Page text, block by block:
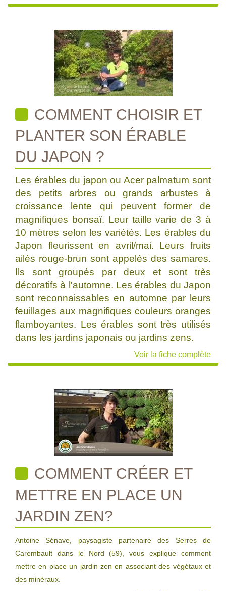
COMMENT CHOISIR ET
PLANTER SON ÉRABLE
DU JAPON ?
Les érables du japon ou Acer palmatum sont
des petits arbres ou grands arbustes à
croissance lente qui peuvent former de
magnifiques bonsaï. Leur taille varie de 3 à
10 mètres selon les variétés. Les érables du
Japon fleurissent en avril/mai. Leurs fruits
ailés rouge-brun sont appelés des samares.
Ils sont groupés par deux et sont très
décoratifs à l'automne. Les érables du Japon
sont reconnaissables en automne par leurs
feuillages aux magnifiques couleurs oranges
flamboyantes. Les érables sont très utilisés
dans les jardins japonais ou jardins zens.
Voir la fiche complète
COMMENT CRÉER ET
METTRE EN PLACE UN
JARDIN ZEN?
Antoine Sénave, paysagiste partenaire des Serres de
Carembault dans le Nord (59), vous explique comment
mettre en place un jardin zen en associant des végétaux et
des minéraux.